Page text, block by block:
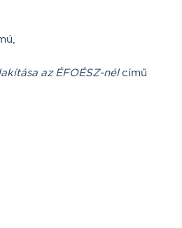
az ÉFOÉSZ-nélcímű